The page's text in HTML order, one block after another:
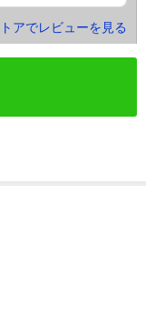
アでレビューを見る